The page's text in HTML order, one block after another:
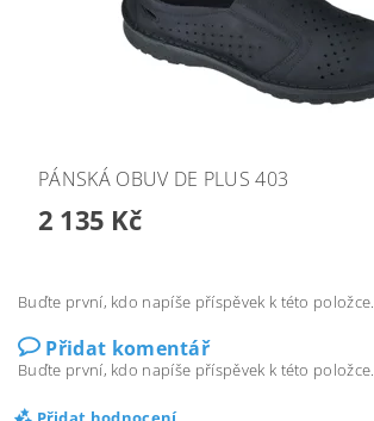
PÁNSKÁ OBUV DE PLUS 403
2 135 Kč
Buďte první, kdo napíše příspěvek k této položce.
Přidat komentář
Buďte první, kdo napíše příspěvek k této položce.